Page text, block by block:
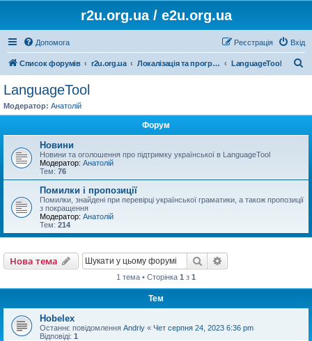
r2u.org.ua / e2u.org.ua
Допомога Вхід
Реєстрація
Список форумів r2u.org.ua Локалізація та програмні засоби LanguageTool
LanguageTool
Модератор: Анатолій
Форум
Новини
Новини та оголошення про підтримку української в LanguageTool
Модератор: Анатолій
Тем: 76
Помилки і пропозиції
Помилки, знайдені при перевірці української граматики, а також пропозиції
з покращення
Модератор: Анатолій
Тем: 214
Нова тема Пошук
1 тема • Сторінка 1 з 1
Тем
Hobelex
Останнє повідомлення Andriy « Чет серпня 24, 2023 6:36 pm
Відповіді: 1